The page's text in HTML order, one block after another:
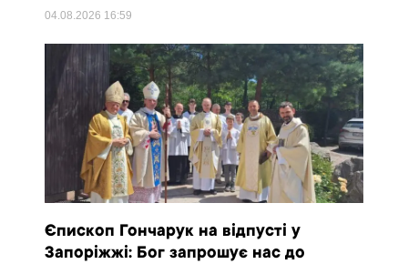
04.08.2026 16:59
Єпископ Гончарук на відпусті у
Запоріжжі: Бог запрошує нас до